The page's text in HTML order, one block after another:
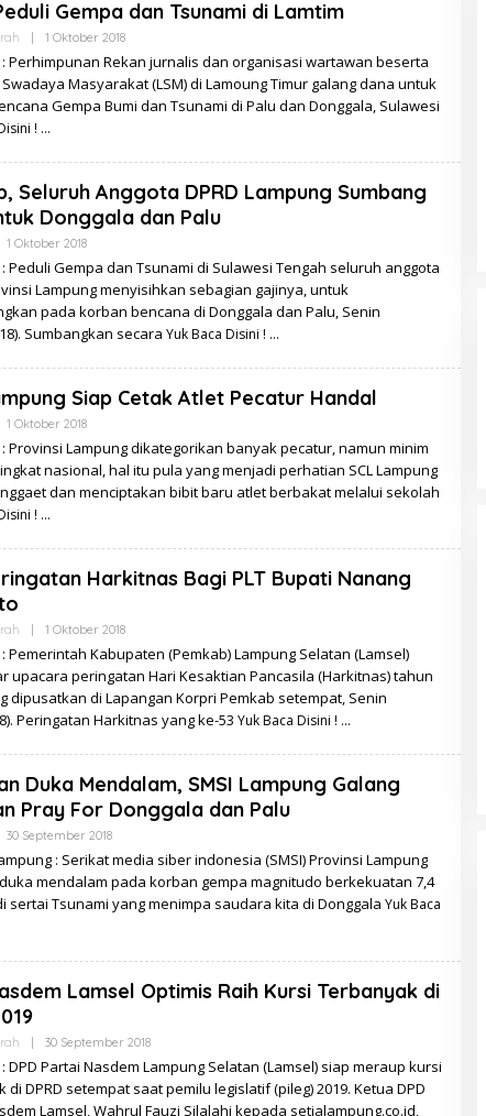
Gempa dan Tsunami di Lamtim
| 1 Oktober 2018Oleh
Perhimpunan Rekan jurnalis dan organisasi wartawan beserta
Masyarakat (LSM) di Lamoung Timur galang dana untuk
Gempa Bumi dan Tsunami di Palu dan Donggala, Sulawesi
!
Seluruh Anggota DPRD Lampung Sumbang
Donggala dan Palu
1 Oktober 2018Oleh
Peduli Gempa dan Tsunami di Sulawesi Tengah seluruh anggota
Lampung menyisihkan sebagian gajinya, untuk
pada korban bencana di Donggala dan Palu, Senin
Sumbangkan secara Yuk Baca Disini !
Siap Cetak Atlet Pecatur Handal
1 Oktober 2018Oleh
Provinsi Lampung dikategorikan banyak pecatur, namun minim
nasional, hal itu pula yang menjadi perhatian SCL Lampung
dan menciptakan bibit baru atlet berbakat melalui sekolah
!
Harkitnas Bagi PLT Bupati Nanang
| 1 Oktober 2018Oleh
Pemerintah Kabupaten (Pemkab) Lampung Selatan (Lamsel)
upacara peringatan Hari Kesaktian Pancasila (Harkitnas) tahun
dipusatkan di Lapangan Korpri Pemkab setempat, Senin
Peringatan Harkitnas yang ke-53 Yuk Baca Disini !
Duka Mendalam, SMSI Lampung Galang
Pray For Donggala dan Palu
30 September 2018Oleh
Sutan
Rais
: Serikat media siber indonesia (SMSI) Provinsi Lampung
mendalam pada korban gempa magnitudo berkekuatan 7,4
sertai Tsunami yang menimpa saudara kita di Donggala Yuk Baca
Lamsel Optimis Raih Kursi Terbanyak di
| 30 September 2018Oleh
DPD Partai Nasdem Lampung Selatan (Lamsel) siap meraup kursi
di DPRD setempat saat pemilu legislatif (pileg) 2019. Ketua DPD
Lamsel, Wahrul Fauzi Silalahi kepada setialampung.co.id,